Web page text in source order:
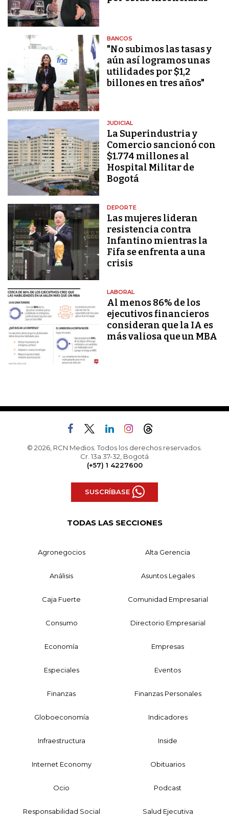
BANCOS
"No subimos las tasas y
aún así logramos unas
utilidades por $1,2
billones en tres años"
JUDICIAL
La Superindustria y
Comercio sancionó con
$1.774 millones al
Hospital Militar de
Bogotá
DEPORTE
Las mujeres lideran
resistencia contra
Infantino mientras la
Fifa se enfrenta a una
crisis
LABORAL
Al menos 86% de los
ejecutivos financieros
consideran que la IA es
más valiosa que un MBA
© 2026, RCN Medios. Todos los derechos reservados.
Cr. 13a 37-32, Bogotá
(+57) 1 4227600
SUSCRÍBASE
TODAS LAS SECCIONES
Agronegocios Alta Gerencia
Análisis Asuntos Legales
Caja Fuerte Comunidad Empresarial
Consumo Directorio Empresarial
Economía Empresas
Especiales Eventos
Finanzas Finanzas Personales
Globoeconomía Indicadores
Infraestructura Inside
Internet Economy Obituarios
Ocio Podcast
Responsabilidad Social Salud Ejecutiva